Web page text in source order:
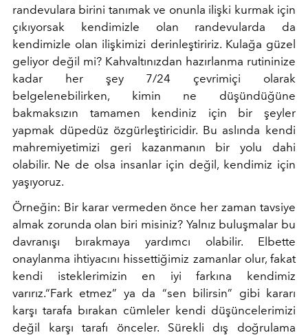
randevulara birini tanımak ve onunla ilişki kurmak için
çıkıyorsak kendimizle olan randevularda da
kendimizle olan ilişkimizi derinleştiririz. Kulağa güzel
geliyor değil mi? Kahvaltınızdan hazırlanma rutininize
kadar her şey 7/24 çevrimiçi olarak
belgelenebilirken, kimin ne düşündüğüne
bakmaksızın tamamen kendiniz için bir şeyler
yapmak düpedüz özgürleştiricidir. Bu aslında kendi
mahremiyetimizi geri kazanmanın bir yolu dahi
olabilir. Ne de olsa insanlar için değil, kendimiz için
yaşıyoruz.
Örneğin: Bir karar vermeden önce her zaman tavsiye
almak zorunda olan biri misiniz? Yalnız buluşmalar bu
davranışı bırakmaya yardımcı olabilir. Elbette
onaylanma ihtiyacını hissettiğimiz zamanlar olur, fakat
kendi isteklerimizin en iyi farkına kendimiz
varırız.“Fark etmez” ya da “sen bilirsin” gibi kararı
karşı tarafa bırakan cümleler kendi düşüncelerimizi
değil karşı tarafı önceler. Sürekli dış doğrulama